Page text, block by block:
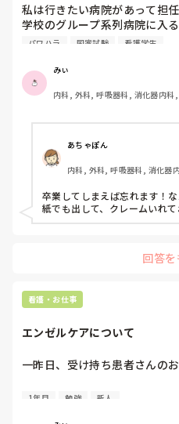
私は行きたい病院があって担
学校のグループ系列病院に入
入れるようにしといたから」
行きたい病院に決まりました)
正直、声を聞くだけでも大き
なのに今日、よりによって狭
く勉強したいので「こんにち
としたら、仁王立ちして「あ
ね。顔に出てるよ。そんなに
ました。
ないですか。多分自分を正当
気にすることじゃないのはわ
パワハラ 国家試験 看護学生
みぃ
内科, 外科, 呼吸器科, 消化器内
科, 消化器外科, 一般病院, 慢性
あちゃぽん
内科, 外科, 呼吸器科, 消化器
急科, 超急性期, ICU, CCU,
脳神経外科, NICU, 消化器外
透析, 検診・健診
卒業してしまえば忘れます！
紙でも出して、クレームいれて
回答
看護・お仕事
エンゼルケアについて
一昨日、受け持ち患者さんの
エンゼルケアを初めて見たの
1年目 勉強 新人